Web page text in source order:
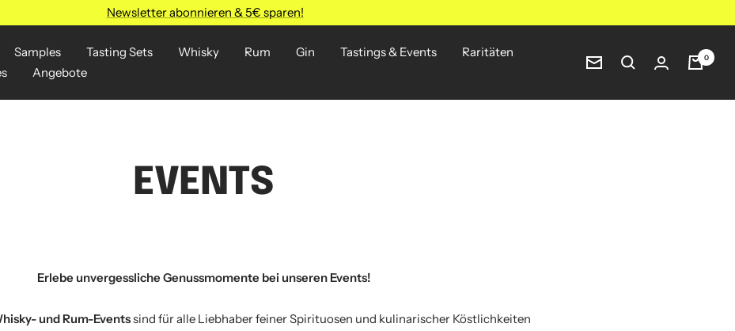
Newsletter abonnieren & 5€ sparen!
Samples Tasting Sets Whisky Rum Gin Tastings & Events
Raritäten
Angebote Newsletter
0
EVENTS
Erlebe unvergessliche Genussmomente bei unseren Events!
und Rum-Eventssind für alle Liebhaber feiner Spirituosen und kulinarischer Köstlichkeiten